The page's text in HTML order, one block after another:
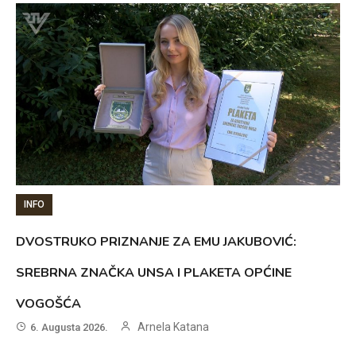
INFO
DVOSTRUKO PRIZNANJE ZA EMU JAKUBOVIĆ:
SREBRNA ZNAČKA UNSA I PLAKETA OPĆINE
VOGOŠĆA
6. Augusta 2026. Arnela Katana